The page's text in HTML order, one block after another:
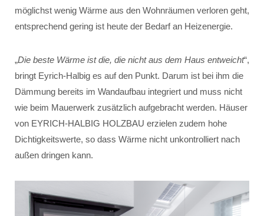
möglichst wenig Wärme aus den Wohnräumen verloren geht,
entsprechend gering ist heute der Bedarf an Heizenergie.
„Die beste Wärme ist die, die nicht aus dem Haus entweicht“,
bringt Eyrich-Halbig es auf den Punkt. Darum ist bei ihm die
Dämmung bereits im Wandaufbau integriert und muss nicht
wie beim Mauerwerk zusätzlich aufgebracht werden. Häuser
von EYRICH-HALBIG HOLZBAU erzielen zudem hohe
Dichtigkeitswerte, so dass Wärme nicht unkontrolliert nach
außen dringen kann.